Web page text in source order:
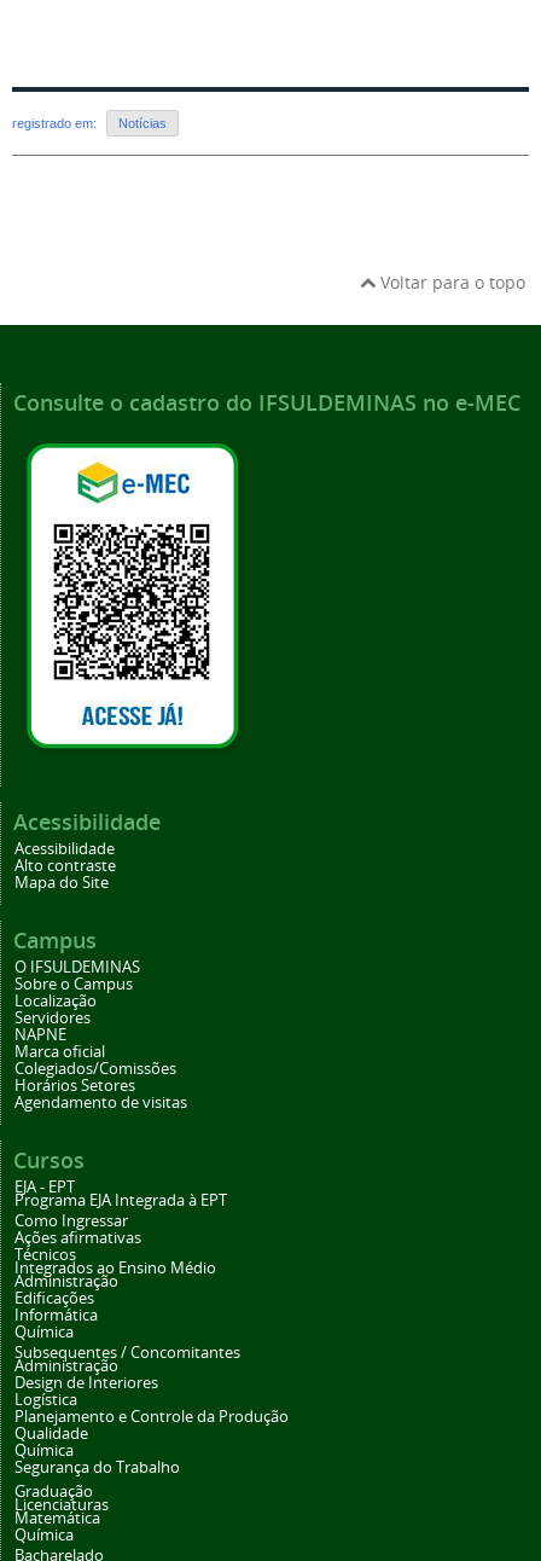
registrado em: Notícias
Voltar para o topo
Consulte o cadastro do IFSULDEMINAS no e-MEC
Acessibilidade
Acessibilidade
Alto contraste
Mapa do Site
Campus
O IFSULDEMINAS
Sobre o Campus
Localização
Servidores
NAPNE
Marca oficial
Colegiados/Comissões
Horários Setores
Agendamento de visitas
Cursos
EJA - EPT
Programa EJA Integrada à EPT
Como Ingressar
Ações afirmativas
Técnicos
Integrados ao Ensino Médio
Administração
Edificações
Informática
Química
Subsequentes / Concomitantes
Administração
Design de Interiores
Logística
Planejamento e Controle da Produção
Qualidade
Química
Segurança do Trabalho
Graduação
Licenciaturas
Matemática
Química
Bacharelado